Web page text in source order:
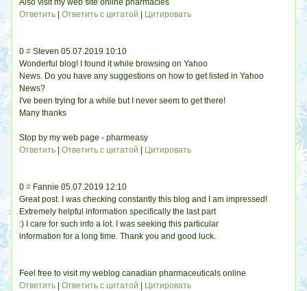
Also visit my web site online pharmacies
Ответить |Ответить с цитатой Цитировать
0 # Steven 05.07.2019 10:10
Wonderful blog! I found it while browsing on Yahoo
News. Do you have any suggestions on how to get listed in Yahoo
News?
I've been trying for a while but I never seem to get there!
Many thanks
Stop by my web page - pharmeasy
Ответить |Ответить с цитатой Цитировать
0 # Fannie 05.07.2019 12:10
Great post. I was checking constantly this blog and I am impressed!
Extremely helpful information specifically the last part
:) I care for such info a lot. I was seeking this particular
information for a long time. Thank you and good luck.
Feel free to visit my weblog canadian pharmaceuticals online
Ответить |Ответить с цитатой Цитировать